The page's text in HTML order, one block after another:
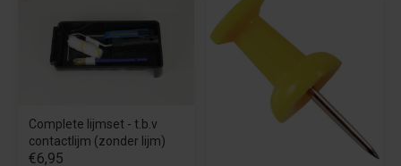
Complete lijmset - t.b.v
contactlijm (zonder lijm)
€6,95